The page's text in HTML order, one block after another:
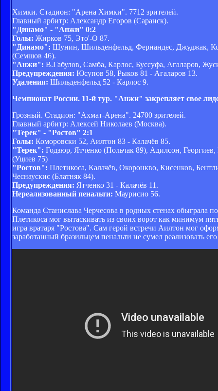
Химки. Стадион: "Арена Химки". 7712 зрителей.
Главный арбитр: Александр Егоров (Саранск).
"Динамо" - "Анжи" 0:2
Голы: Жирков 75, Это'-О 87.
"Динамо": Шунин, Шильденфельд, Фернандес, Джуджак,
(Семшов 46).
"Анжи": В.Габулов, Самба, Карлос, Буссуфа, Агаларов,
Предупреждения: Юсупов 58, Рыков 81 - Агаларов 13.
Удаления: Шильденфельд 52 - Карлос 9.
Чемпионат России. 11-й тур. "Анжи" закрепляет свое
Грозный. Стадион: "Ахмат-Арена". 24700 зрителей.
Главный арбитр: Алексей Николаев (Москва).
"Терек" - "Ростов" 2:1
Голы: Коморовски 52, Аилтон 83 - Калачёв 85.
"Терек": Годзюр, Ятченко (Польчак 89), Адилсон,
(Уциев 75)
"Ростов": Плетикоса, Калачёв, Окоронкво, Кисенков,
Чеснаускис (Блатняк 84).
Предупреждения: Ятченко 31 - Калачёв 11.
Нереализованный пенальти: Маурисио 56.
Команда Станислава Черчесова в родных стенах обыграла
Плетикоса мог вытаскивать из своих ворот как минимум
игра вратаря "Ростова". Сам герой встречи Аилтон мог
заработанный бразильцем пенальти не сумел реализовать